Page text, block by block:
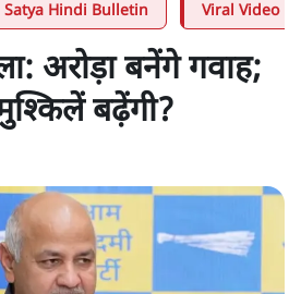
Satya Hindi Bulletin Viral Video
अरोड़ा बनेंगे गवाह;
बढ़ेंगी?